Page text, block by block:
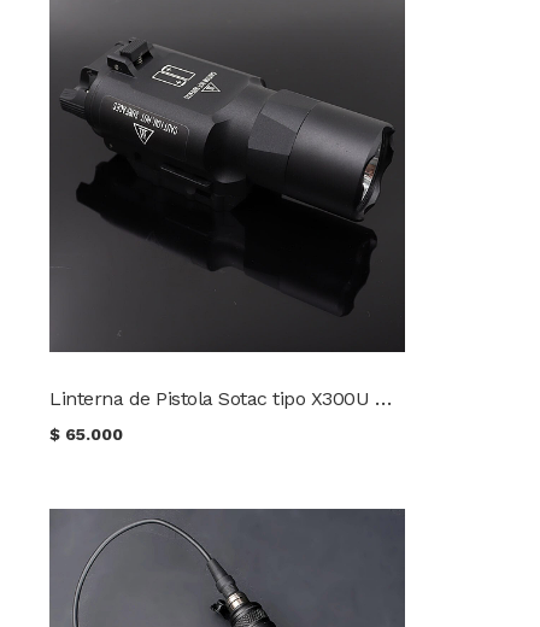
Linterna de Pistola Sotac tipo X300U Mod SD-003BK
$ 65.000